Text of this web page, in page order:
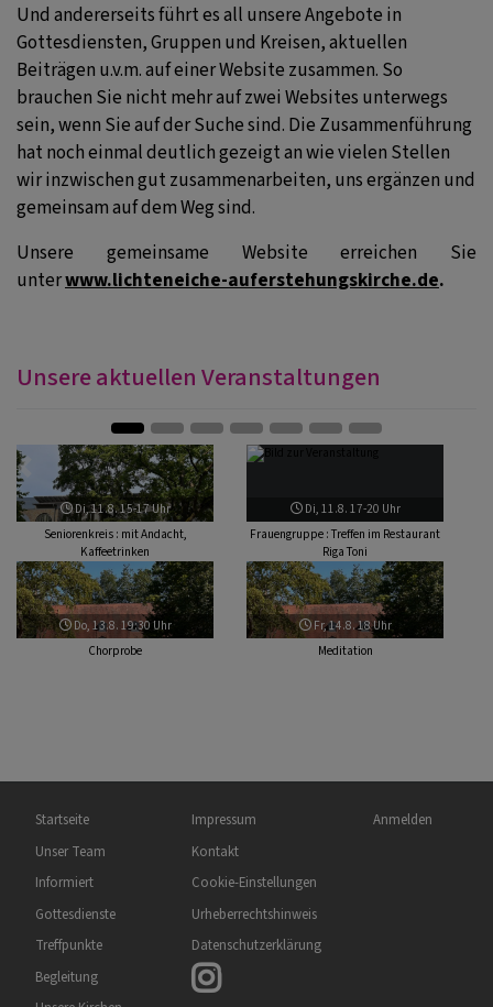
Und andererseits führt es all unsere Angebote in
Gottesdiensten, Gruppen und Kreisen, aktuellen
Beiträgen u.v.m. auf einer Website zusammen. So
brauchen Sie nicht mehr auf zwei Websites unterwegs
sein, wenn Sie auf der Suche sind. Die Zusammenführung
hat noch einmal deutlich gezeigt an wie vielen Stellen
wir inzwischen gut zusammenarbeiten, uns ergänzen und
gemeinsam auf dem Weg sind.
Unsere gemeinsame Website erreichen Sie
unterwww.lichteneiche-auferstehungskirche.de.
Unsere aktuellen Veranstaltungen
Di, 11.8. 15-17 Uhr
Seniorenkreis : mit Andacht,
Kaffeetrinken
Di, 11.8. 17-20 Uhr
Frauengruppe : Treffen im Restaurant
Riga Toni
Do, 13.8. 19:30 Uhr
Chorprobe
Fr, 14.8. 18 Uhr
Meditation
Zurück
Hauptnavigation
Startseite
Unser Team
Informiert
Gottesdienste
Treffpunkte
Begleitung
Fußbereichsmenü
Impressum
Kontakt
Cookie-Einstellungen
Urheberrechtshinweis
Datenschutzerklärung
Benutzermenü
Anmelden